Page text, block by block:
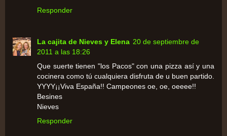
Responder
La cajita de Nieves y Elena 20 de septiembre de
2011 a las 18:26
Que suerte tienen "los Pacos" con una pizza así y una
cocinera como tú cualquiera disfruta de u buen partido.
YYYY¡¡Viva España!! Campeones oe, oe, oeeee!!
Besines
Nieves
Responder